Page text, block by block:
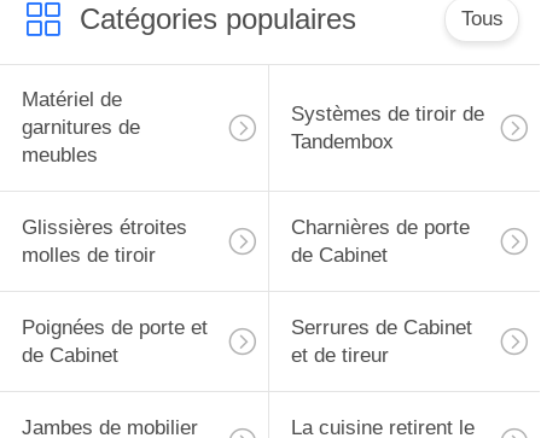
Catégories populaires Tous
Matériel de
garnitures de
meubles
Systèmes de tiroir de
Tandembox
Glissières étroites
molles de tiroir
Charnières de porte
de Cabinet
Poignées de porte et
de Cabinet
Serrures de Cabinet
et de tireur
Jambes de mobilier La cuisine retirent le